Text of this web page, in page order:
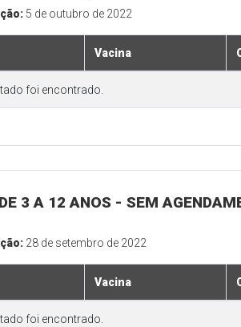
5 de outubro de 2022
Vacina
foi encontrado.
3 A 12 ANOS - SEM
28 de setembro de 2022
Vacina
foi encontrado.